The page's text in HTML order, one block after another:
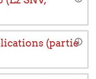
(partie